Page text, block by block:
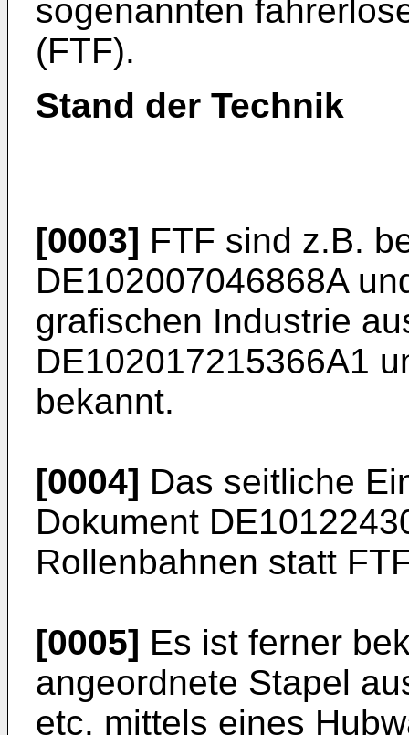
sogenannten
(FTF).
Stand der Technik
[0003] FTF sind z.B.
DE102007046868A
grafischen Industrie
DE102017215366A1
bekannt.
[0004] Das seitliche
Dokument
Rollenbahnen statt
[0005] Es ist ferner
angeordnete Stapel
etc. mittels eines